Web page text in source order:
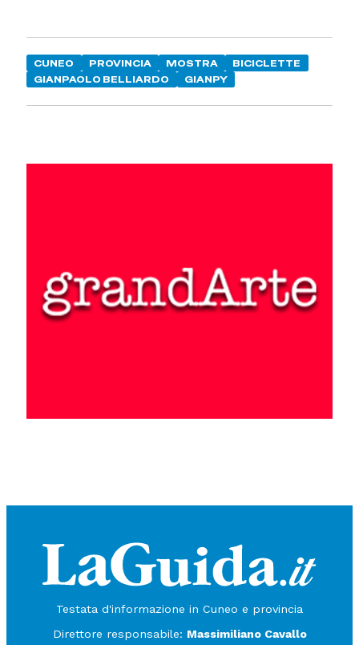
CUNEO PROVINCIA MOSTRA
BICICLETTE
GIANPAOLO BELLIARDO
GIANPY
Testata d'informazione in Cuneo e provincia
Direttore responsabile: Massimiliano Cavallo